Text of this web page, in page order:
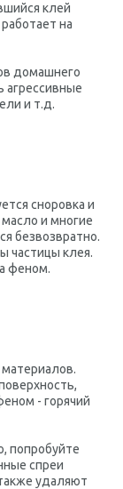
клей
на
домашнего
агрессивные
и т.д.
сноровка и
и многие
безвозвратно.
частицы клея.
феном.
- горячий
попробуйте
спреи
удаляют